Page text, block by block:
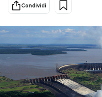
Sport
PODCAST
NEWSLETTER
Condividi